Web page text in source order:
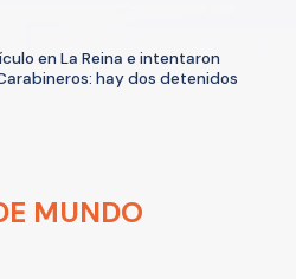
en La Reina e intentaron
hay dos detenidos
MUNDO